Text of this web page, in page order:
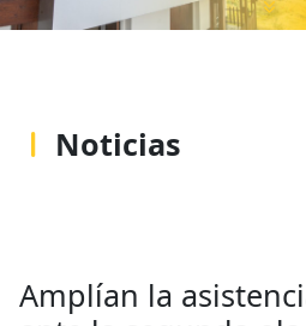
Noticias
Amplían la